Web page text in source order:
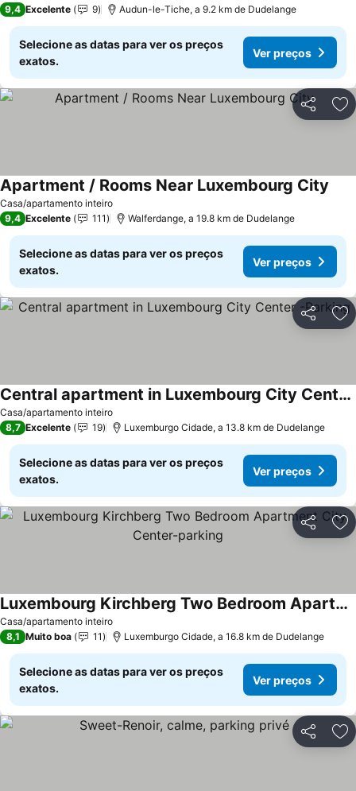
9,4 Excelente 9 Audun-le-Tiche, a 9.2 km de Dudelange
Selecione as datas para ver os preços
exatos.
Ver preços
Partilhar
Casa/apartamento inteiro
Apartment / Rooms Near Luxembourg City
9,4 Excelente 111 Walferdange, a 19.8 km de Dudelange
Selecione as datas para ver os preços
exatos.
Ver preços
Partilhar
Casa/apartamento inteiro
Central apartment in Luxembourg City Center -Parking
Ver preços
8,7 Excelente 19 Luxemburgo Cidade, a 13.8 km de Dudelange
Selecione as datas para ver os preços
exatos.
Ver preços
Partilhar
Casa/apartamento inteiro
Luxembourg Kirchberg Two Bedroom Apartment City Center-parking
Ver preços
8,1 Muito boa 11 Luxemburgo Cidade, a 16.8 km de Dudelange
Selecione as datas para ver os preços
exatos.
Ver preços
Partilhar